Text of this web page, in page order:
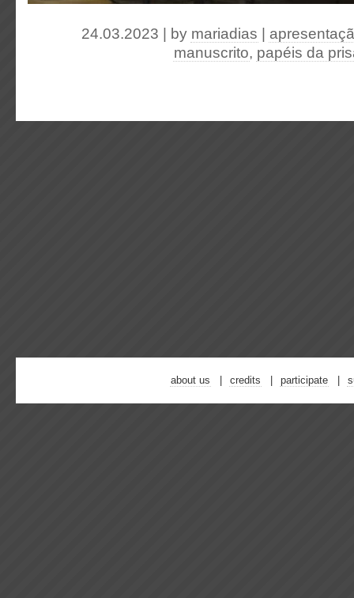
24.03.2023 | by mariadias
manuscrito, papéis da
about us credits participate